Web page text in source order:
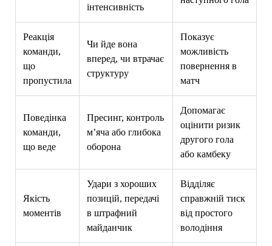
інтенсивність
Реакція
команди,
що
пропустила
Чи йде вона
вперед, чи втрачає
структуру
Показує
можливість
повернення в
матч
Поведінка
команди,
що веде
Пресинг, контроль
м’яча або глибока
оборона
Допомагає
оцінити ризик
другого гола
або камбеку
Якість
моментів
Удари з хороших
позицій, передачі
в штрафний
майданчик
Відділяє
справжній тиск
від простого
володіння